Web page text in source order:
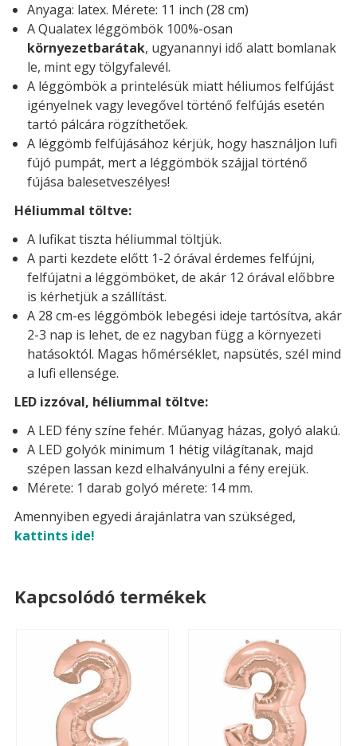
Anyaga: latex. Mérete: 11 inch (28 cm)
A Qualatex léggömbök 100%-osan
környezetbarátak, ugyanannyi idő alatt bomlanak
le, mint egy tölgyfalevél.
A léggömbök a printelésük miatt héliumos felfújást
igényelnek vagy levegővel történő felfújás esetén
tartó pálcára rögzíthetőek.
A léggömb felfújásához kérjük, hogy használjon lufi
fújó pumpát, mert a léggömbök szájjal történő
fújása balesetveszélyes!
Héliummal töltve:
A lufikat tiszta héliummal töltjük.
A parti kezdete előtt 1-2 órával érdemes felfújni,
felfújatni a léggömböket, de akár 12 órával előbbre
is kérhetjük a szállítást.
A 28 cm-es léggömbök lebegési ideje tartósítva, akár
2-3 nap is lehet, de ez nagyban függ a környezeti
hatásoktól. Magas hőmérséklet, napsütés, szél mind
a lufi ellensége.
LED izzóval, héliummal töltve:
A LED fény színe fehér. Műanyag házas, golyó alakú.
A LED golyók minimum 1 hétig világítanak, majd
szépen lassan kezd elhalványulni a fény erejük.
Mérete: 1 darab golyó mérete: 14 mm.
Amennyiben egyedi árajánlatra van szükséged,
kattints ide!
Kapcsolódó termékek